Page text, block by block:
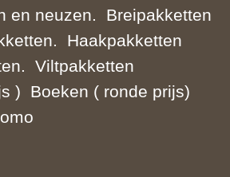
en neuzen.
Breipakketten
Haakpakketten
Viltpakketten
)
Boeken ( ronde prijs)